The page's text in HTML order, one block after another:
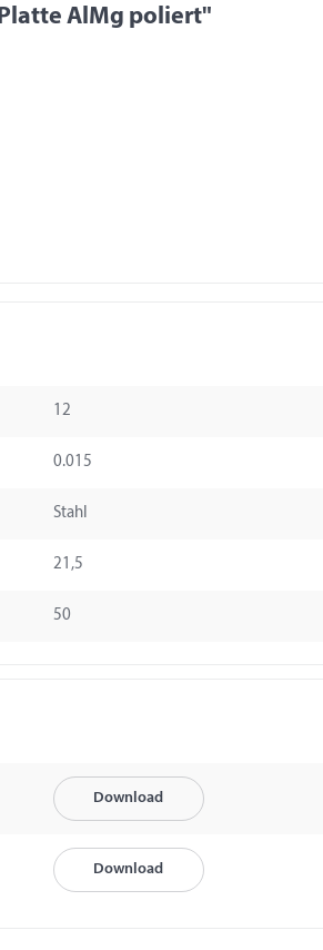
AlMg poliert"
12
0.015
Stahl
21,5
50
Download
Download